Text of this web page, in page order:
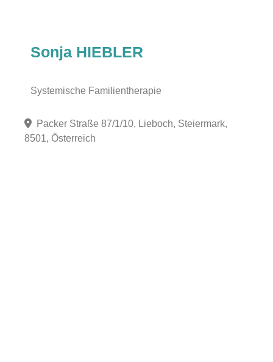
Sonja HIEBLER
Systemische Familientherapie
Packer Straße 87/1/10, Lieboch, Steiermark,
8501, Österreich